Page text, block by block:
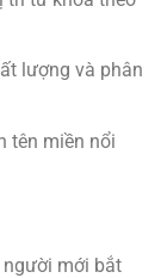
lượng và phân
tên miền nổi
người mới bắt